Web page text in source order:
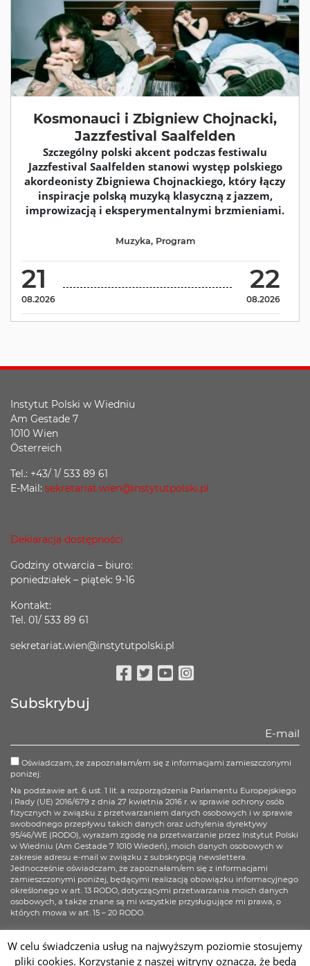
Kosmonauci i Zbigniew Chojnacki,
Jazzfestival Saalfelden
Szczególny polski akcent podczas festiwalu
Jazzfestival Saalfelden stanowi występ polskiego
akordeonisty Zbigniewa Chojnackiego, który łączy
inspiracje polską muzyką klasyczną z jazzem,
improwizacją i eksperymentalnymi brzmieniami.
21
08.2026
22
08.2026
Muzyka, Program
Instytut Polski w Wiedniu
Am Gestade 7
1010 Wien
Österreich
Tel.: +43/ 1/ 533 89 61
E-Mail: sekretariat.wien@instytutpolski.pl
Deklaracja dostępności
Godziny otwarcia – biuro:
poniedziałek – piątek: 9-16
Kontakt:
Tel. 01/ 533 89 61
sekretariat.wien@instytutpolski.pl
Subskrybuj
Oświadczam, że zapoznałam/em się z informacjami zamieszczonymi
poniżej:
Na podstawie art. 6 ust. 1 lit. a rozporządzenia Parlamentu Europejskiego
i Rady (UE) 2016/679 z dnia 27 kwietnia 2016 r. w sprawie ochrony osób
fizycznych w związku z przetwarzaniem danych osobowych i w sprawie
swobodnego przepływu takich danych oraz uchylenia dyrektywy
95/46/WE (RODO), wyrażam zgodę na przetwarzanie przez Instytut Polski
w Wiedniu (Am Gestade 7 1010 Wiedeń), moich danych osobowych w
zakresie adresu e-mail w związku z subskrypcją newslettera.
Jednocześnie oświadczam, że zapoznałam/em się z informacjami
zamieszczonymi poniżej, będącymi realizacją obowiązku informacyjnego
określonego w art. 13 RODO, dotyczącymi przetwarzania moich danych
osobowych, a także znane są mi wszystkie przysługujące mi prawa, o
których mowa w art. 15 – 20 RODO.
Zapisz się
W celu świadczenia usług na najwyższym poziomie stosujemy
pliki cookies. Korzystanie z naszej witryny oznacza, że będą